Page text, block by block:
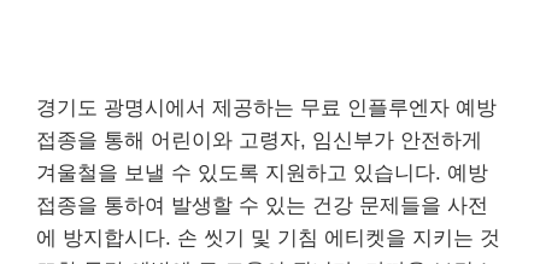
경기도 광명시에서 제공하는 무료 인플루엔자 예방
접종을 통해 어린이와 고령자, 임신부가 안전하게
겨울철을 보낼 수 있도록 지원하고 있습니다. 예방
접종을 통하여 발생할 수 있는 건강 문제들을 사전
에 방지합시다. 손 씻기 및 기침 에티켓을 지키는 것